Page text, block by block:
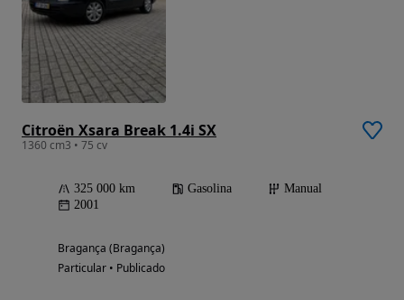
Citroën Xsara Break 1.4i SX
1360 cm3 • 75 cv
325 000 km Gasolina
Manual
2001
Bragança (Bragança)
Particular • Publicado